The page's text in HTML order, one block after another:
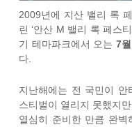
2009년에 지산 밸리 록
린 ‘안산 M 밸리 록 페스
기 테마파크에서 오는 7
다.
지난해에는 전 국민이 안
스티벌이 열리지 못했지
열심히 준비한 만큼 완벽